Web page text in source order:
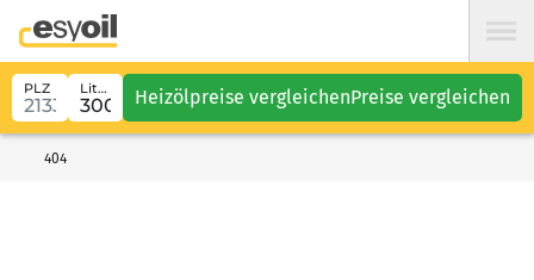
PLZ Liter Heizölpreise vergleichenPreise vergleichen
404